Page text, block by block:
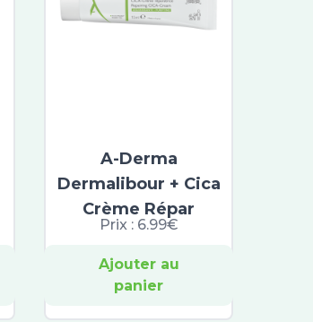
A-Derma
Dermalibour + Cica
Crème Répar
Prix : 6.99€
Ajouter au
panier